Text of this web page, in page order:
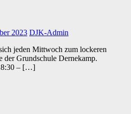
2023 DJK-Admin
jeden Mittwoch zum lockeren
der Grundschule Dernekamp.
– […]